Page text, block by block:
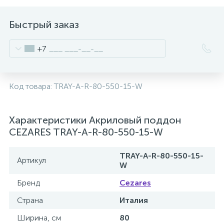
Быстрый заказ
+7
Код товара:TRAY-A-R-80-550-15-W
Характеристики Акриловый поддон
CEZARES TRAY-A-R-80-550-15-W
Артикул
TRAY-A-R-80-550-15-
W
Бренд
Cezares
Страна
Италия
Ширина, см
80
Встраиваемые смесители для душа
Встраиваемые смесители для раковины
Держатели ручного душа
Для душа
Донные клапаны